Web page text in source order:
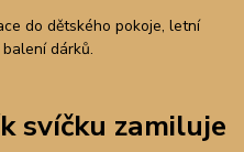
do dětského pokoje, letní
dárků.
svíčku zamiluje